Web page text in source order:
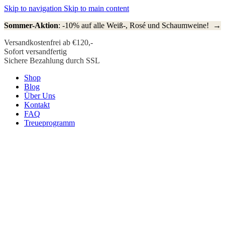
Skip to navigation Skip to main content
Sommer-Aktion: -10% auf alle Weiß-, Rosé und Schaumweine! →
Versandkostenfrei ab €120,-
Sofort versandfertig
Sichere Bezahlung durch SSL
Shop
Blog
Über Uns
Kontakt
FAQ
Treueprogramm